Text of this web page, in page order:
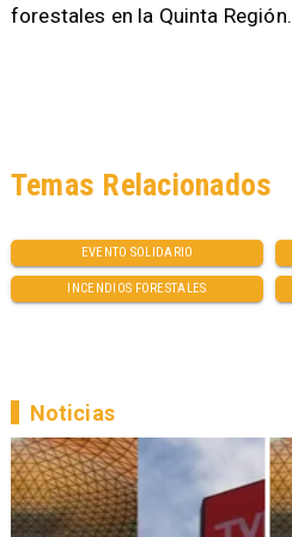
forestales en la Quinta Región.
EVENTO SOLIDARIO
INCENDIOS FORESTALES
Temas Relacionados
Noticias